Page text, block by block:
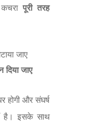
पूरी तरह
जाए
जाए
होगी और संघर्ष
है। इसके साथ